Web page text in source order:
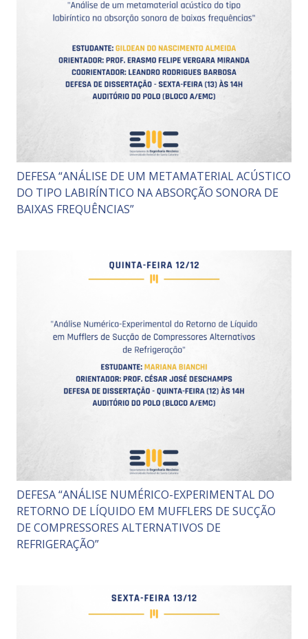
DEFESA “ANÁLISE DE UM METAMATERIAL ACÚSTICO
DO TIPO LABIRÍNTICO NA ABSORÇÃO SONORA DE
BAIXAS FREQUÊNCIAS”
DEFESA “ANÁLISE NUMÉRICO-EXPERIMENTAL DO
RETORNO DE LÍQUIDO EM MUFFLERS DE SUCÇÃO
DE COMPRESSORES ALTERNATIVOS DE
REFRIGERAÇÃO”